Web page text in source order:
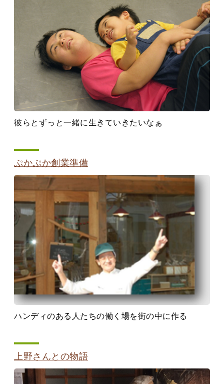
彼らとずっと一緒に生きていきたいなぁ
ぷかぷか創業準備
ハンディのある人たちの働く場を街の中に作る
上野さんとの物語